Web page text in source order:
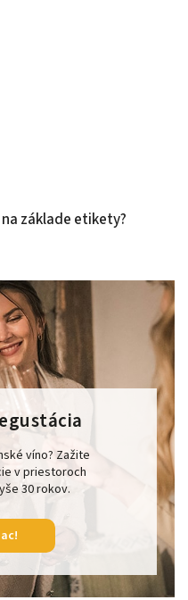
základe etikety?
víno? Zažite
v priestoroch
30 rokov.